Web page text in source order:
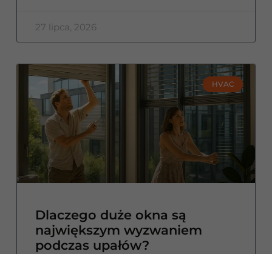
27 lipca, 2026
HVAC
Dlaczego duże okna są
największym wyzwaniem
podczas upałów?